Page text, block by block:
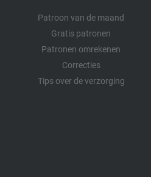
Patroon van de maand
Gratis patronen
Patronen omrekenen
Correcties
Tips over de verzorging